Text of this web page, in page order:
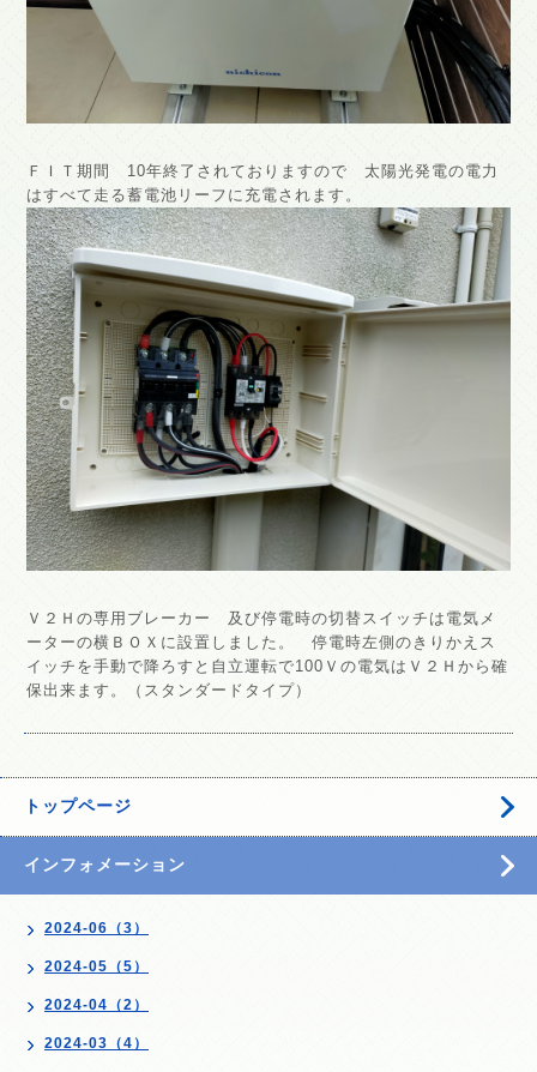
ＦＩＴ期間 10年終了されておりますので 太陽光発電の電力
はすべて走る蓄電池リーフに充電されます。
Ｖ２Ｈの専用ブレーカー 及び停電時の切替スイッチは電気メ
ーターの横ＢＯＸに設置しました。 停電時左側のきりかえス
イッチを手動で降ろすと自立運転で100Ｖの電気はＶ２Ｈから確
保出来ます。（スタンダードタイプ）
トップページ
インフォメーション
2024-06（3）
2024-05（5）
2024-04（2）
2024-03（4）